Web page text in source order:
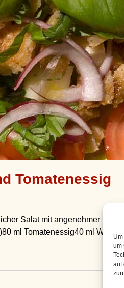
um
auf
Tomatenessig
Salat mit angenehmer
ml Tomatenessig40 ml